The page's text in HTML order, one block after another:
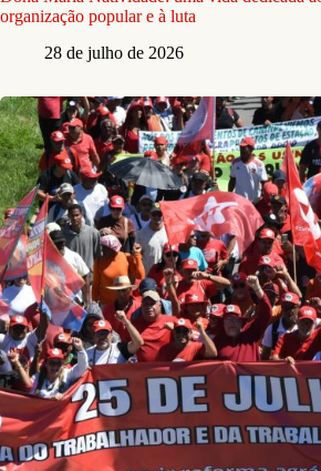
organização popular e à luta
28 de julho de 2026